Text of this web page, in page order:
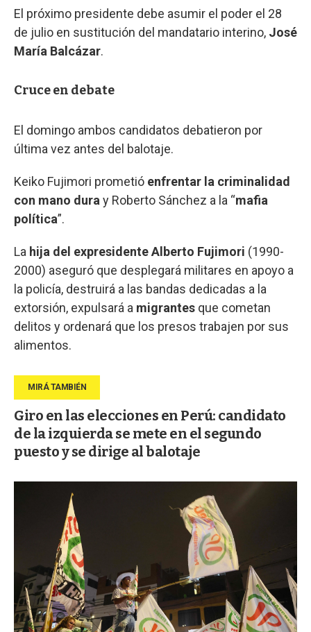
El próximo presidente debe asumir el poder el 28
de julio en sustitución del mandatario interino, José
María Balcázar.
Cruce en debate
El domingo ambos candidatos debatieron por
última vez antes del balotaje.
Keiko Fujimori prometió enfrentar la criminalidad
con mano dura y Roberto Sánchez a la “mafia
política”.
La hija del expresidente Alberto Fujimori (1990-
2000) aseguró que desplegará militares en apoyo a
la policía, destruirá a las bandas dedicadas a la
extorsión, expulsará a migrantes que cometan
delitos y ordenará que los presos trabajen por sus
alimentos.
Giro en las elecciones en Perú: candidato
de la izquierda se mete en el segundo
puesto y se dirige al balotaje